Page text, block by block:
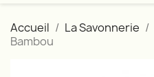
Accueil La Savonnerie
Bambou